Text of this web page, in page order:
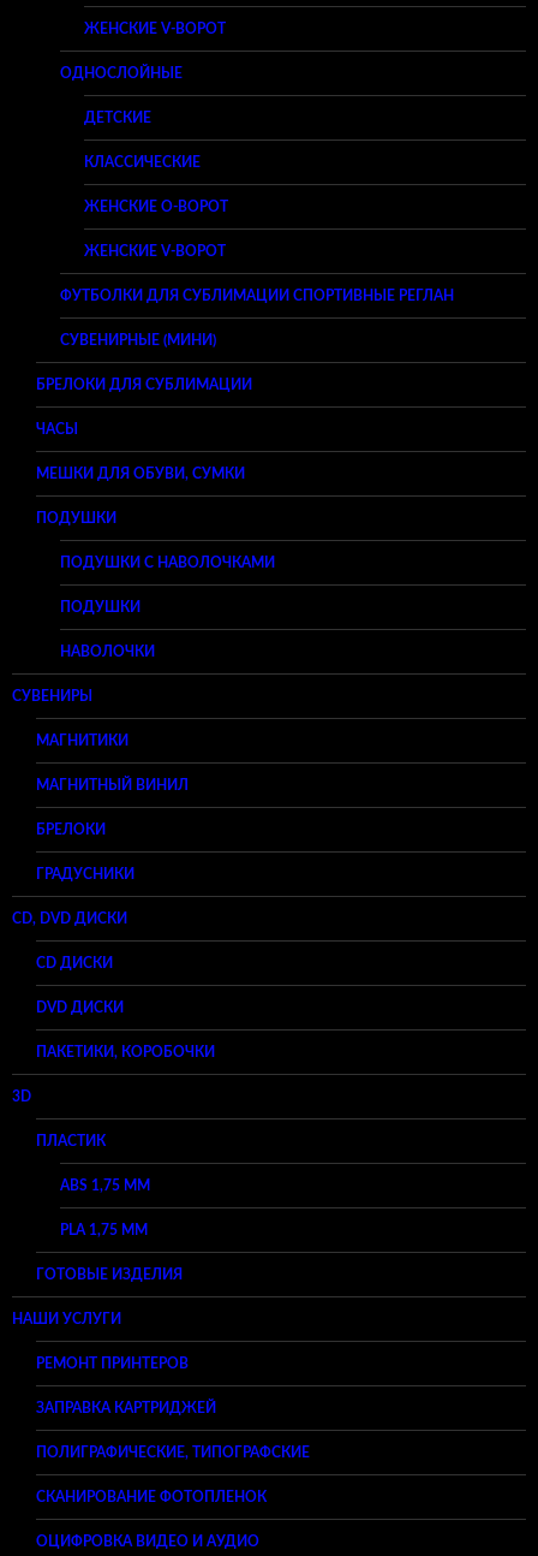
ЖЕНСКИЕ V-ВОРОТ
ОДНОСЛОЙНЫЕ
ДЕТСКИЕ
КЛАССИЧЕСКИЕ
ЖЕНСКИЕ O-ВОРОТ
ЖЕНСКИЕ V-ВОРОТ
ФУТБОЛКИ ДЛЯ СУБЛИМАЦИИ СПОРТИВНЫЕ РЕГЛАН
СУВЕНИРНЫЕ (МИНИ)
БРЕЛОКИ ДЛЯ СУБЛИМАЦИИ
ЧАСЫ
МЕШКИ ДЛЯ ОБУВИ, СУМКИ
ПОДУШКИ
ПОДУШКИ С НАВОЛОЧКАМИ
ПОДУШКИ
НАВОЛОЧКИ
СУВЕНИРЫ
МАГНИТИКИ
МАГНИТНЫЙ ВИНИЛ
БРЕЛОКИ
ГРАДУСНИКИ
CD, DVD ДИСКИ
CD ДИСКИ
DVD ДИСКИ
ПАКЕТИКИ, КОРОБОЧКИ
3D
ПЛАСТИК
ABS 1,75 ММ
PLA 1,75 ММ
ГОТОВЫЕ ИЗДЕЛИЯ
НАШИ УСЛУГИ
РЕМОНТ ПРИНТЕРОВ
ЗАПРАВКА КАРТРИДЖЕЙ
ПОЛИГРАФИЧЕСКИЕ, ТИПОГРАФСКИЕ
СКАНИРОВАНИЕ ФОТОПЛЕНОК
ОЦИФРОВКА ВИДЕО И АУДИО